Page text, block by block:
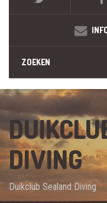
DIVING
Duikclub Sealand Diving